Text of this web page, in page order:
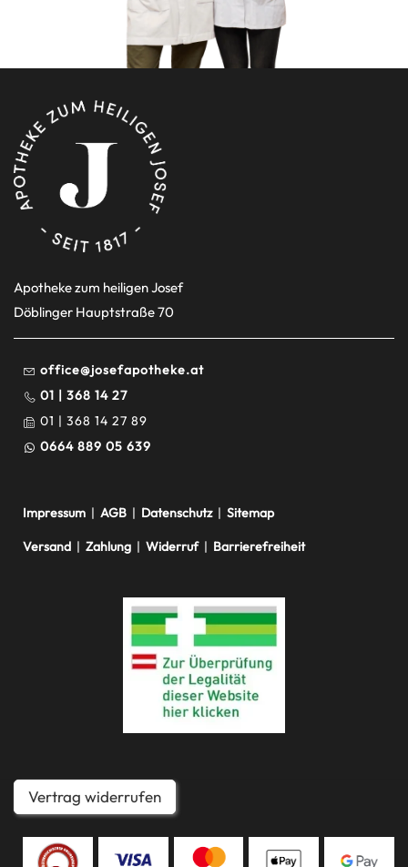
Apotheke zum heiligen Josef
Döblinger Hauptstraße 70
office@josefapotheke.at
01 | 368 14 27
01 | 368 14 27 89
0664 889 05 639
Impressum | AGB | Datenschutz| Sitemap
Versand | Zahlung | Widerruf| Barrierefreiheit
Vertrag widerrufen